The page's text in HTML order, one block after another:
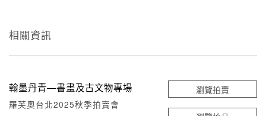
相關資訊
翰墨丹青—書畫及古文物專場
羅芙奧台北2025秋季拍賣會
瀏覽拍賣